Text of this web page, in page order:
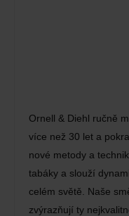
Ornell & Diehl ručně
více než 30 let a
nové metody a
tabáky a slouží
celém světě. Naše
zvýrazňují ty